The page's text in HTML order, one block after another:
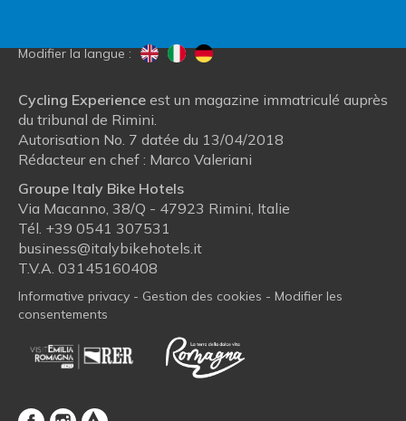
Modifier la langue :
Cycling Experience est un magazine immatriculé auprès
du tribunal de Rimini.
Autorisation No. 7 datée du 13/04/2018
Rédacteur en chef : Marco Valeriani
Groupe Italy Bike Hotels
Via Macanno, 38/Q - 47923 Rimini, Italie
Tél. +39 0541 307531
business@italybikehotels.it
T.V.A. 03145160408
Informative privacy - Gestion des cookies - Modifier les
consentements